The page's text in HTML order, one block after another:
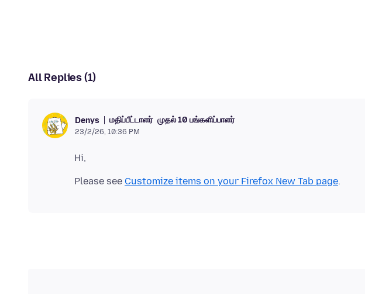
All Replies (1)
Denys மதிப்பீட்டாளர் முதல் 10 பங்களிப்பாளர்
23/2/26, 10:36 PM
Please see Customize items on your Firefox New Tab page